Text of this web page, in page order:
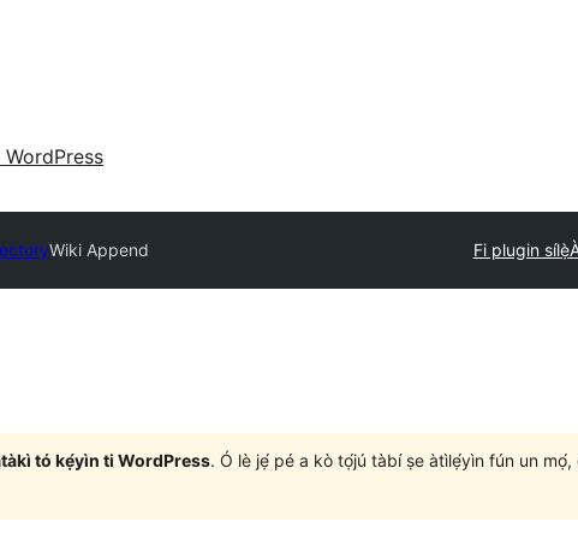
WordPress
Wiki Append Fi plugin sílẹ̀
tó kẹ́yìn ti WordPress. Ó lè jẹ́ pé a kò tọ́jú tàbí ṣe àtìlẹ́yìn fún un